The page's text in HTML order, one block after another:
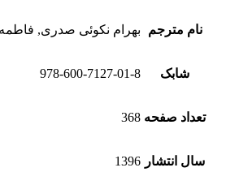
نام مترجم بهرام نکوئی صدری,
شابک 978-600-7127-01-8
تعداد صفحه 368
سال انتشار 1396